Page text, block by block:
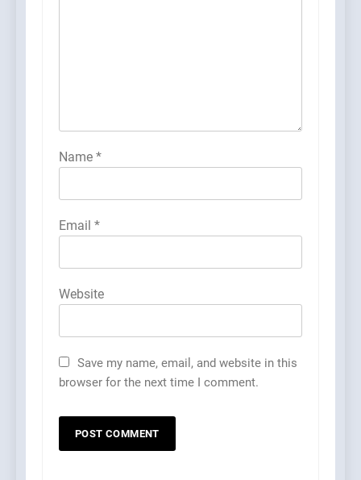
Name *
Email *
Website
Save my name, email, and website in this
browser for the next time I comment.